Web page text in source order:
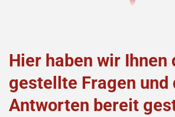
Hier haben wir Ihnen
gestellte Fragen und
Antworten bereit